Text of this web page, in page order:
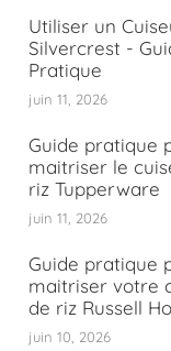
Utiliser un
Silvercrest -
Pratique
juin 11, 2026
Guide pratique
maitriser le
riz Tupperware
juin 11, 2026
Guide pratique
maitriser votre
de riz Russell
juin 10, 2026